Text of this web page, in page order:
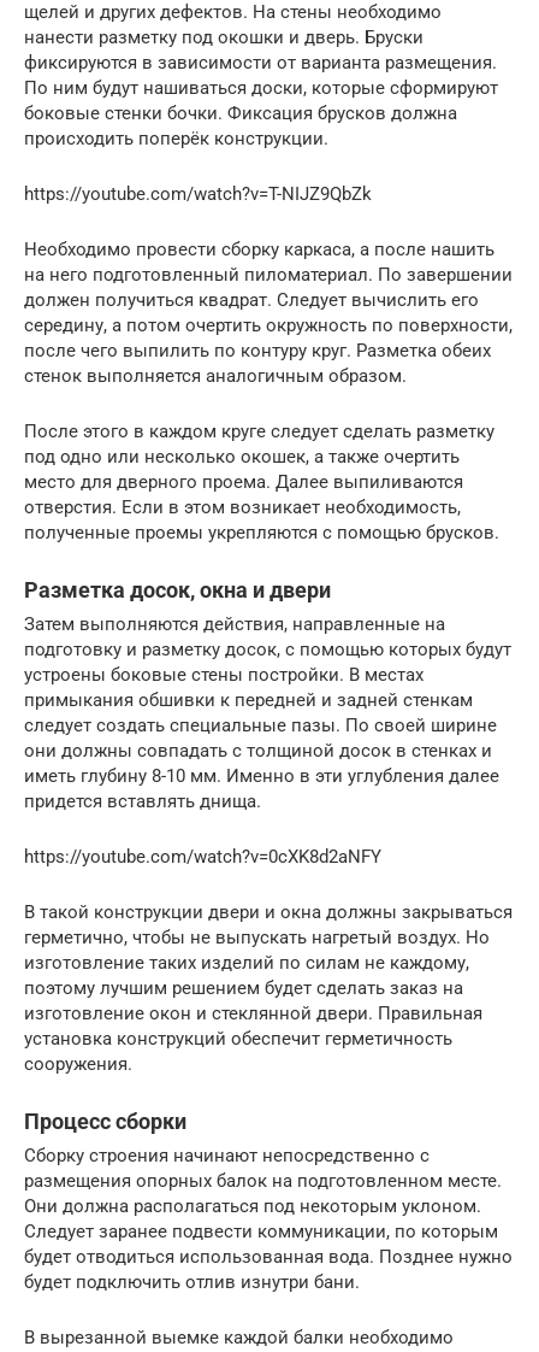
щелей и других дефектов. На стены необходимо
нанести разметку под окошки и дверь. Бруски
фиксируются в зависимости от варианта размещения.
По ним будут нашиваться доски, которые сформируют
боковые стенки бочки. Фиксация брусков должна
происходить поперёк конструкции.
https://youtube.com/watch?v=T-NIJZ9QbZk
Необходимо провести сборку каркаса, а после нашить
на него подготовленный пиломатериал. По завершении
должен получиться квадрат. Следует вычислить его
середину, а потом очертить окружность по поверхности,
после чего выпилить по контуру круг. Разметка обеих
стенок выполняется аналогичным образом.
После этого в каждом круге следует сделать разметку
под одно или несколько окошек, а также очертить
место для дверного проема. Далее выпиливаются
отверстия. Если в этом возникает необходимость,
полученные проемы укрепляются с помощью брусков.
Разметка досок, окна и двери
Затем выполняются действия, направленные на
подготовку и разметку досок, с помощью которых будут
устроены боковые стены постройки. В местах
примыкания обшивки к передней и задней стенкам
следует создать специальные пазы. По своей ширине
они должны совпадать с толщиной досок в стенках и
иметь глубину 8-10 мм. Именно в эти углубления далее
придется вставлять днища.
https://youtube.com/watch?v=0cXK8d2aNFY
В такой конструкции двери и окна должны закрываться
герметично, чтобы не выпускать нагретый воздух. Но
изготовление таких изделий по силам не каждому,
поэтому лучшим решением будет сделать заказ на
изготовление окон и стеклянной двери. Правильная
установка конструкций обеспечит герметичность
сооружения.
Процесс сборки
Сборку строения начинают непосредственно с
размещения опорных балок на подготовленном месте.
Они должна располагаться под некоторым уклоном.
Следует заранее подвести коммуникации, по которым
будет отводиться использованная вода. Позднее нужно
будет подключить отлив изнутри бани.
В вырезанной выемке каждой балки необходимо